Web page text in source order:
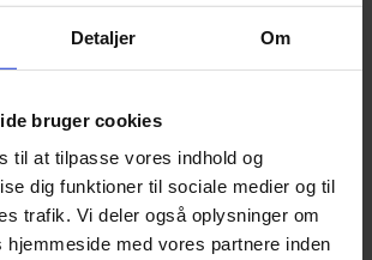
Detaljer Om
bruger cookies
til at tilpasse vores indhold og
dig funktioner til sociale medier og til
trafik. Vi deler også oplysninger om
hjemmeside med vores partnere inden